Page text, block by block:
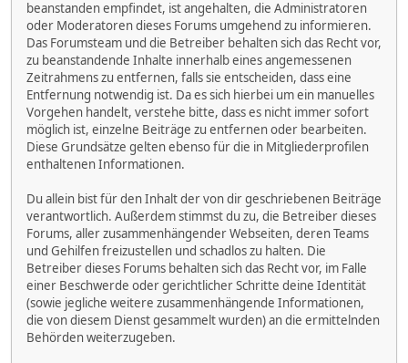
beanstanden empfindet, ist angehalten, die Administratoren
oder Moderatoren dieses Forums umgehend zu informieren.
Das Forumsteam und die Betreiber behalten sich das Recht vor,
zu beanstandende Inhalte innerhalb eines angemessenen
Zeitrahmens zu entfernen, falls sie entscheiden, dass eine
Entfernung notwendig ist. Da es sich hierbei um ein manuelles
Vorgehen handelt, verstehe bitte, dass es nicht immer sofort
möglich ist, einzelne Beiträge zu entfernen oder bearbeiten.
Diese Grundsätze gelten ebenso für die in Mitgliederprofilen
enthaltenen Informationen.
Du allein bist für den Inhalt der von dir geschriebenen Beiträge
verantwortlich. Außerdem stimmst du zu, die Betreiber dieses
Forums, aller zusammenhängender Webseiten, deren Teams
und Gehilfen freizustellen und schadlos zu halten. Die
Betreiber dieses Forums behalten sich das Recht vor, im Falle
einer Beschwerde oder gerichtlicher Schritte deine Identität
(sowie jegliche weitere zusammenhängende Informationen,
die von diesem Dienst gesammelt wurden) an die ermittelnden
Behörden weiterzugeben.